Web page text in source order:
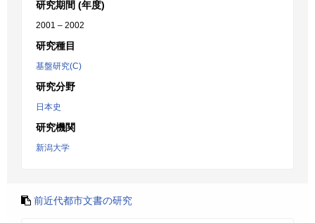
研究期間 (年度)
2001 – 2002
研究種目
基盤研究(C)
研究分野
日本史
研究機関
新潟大学
前近代都市文書の研究